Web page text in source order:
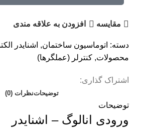
مقايسه افزودن به علاقه مندی
دسته: اتوماسیون ساختمان, اشنایدر
محصولات, کنترلر (عملگرها)
اشتراک گذاری:
توضیحاتنظرات (0)
توضیحات
ورودی انالوگ – اشنایدر